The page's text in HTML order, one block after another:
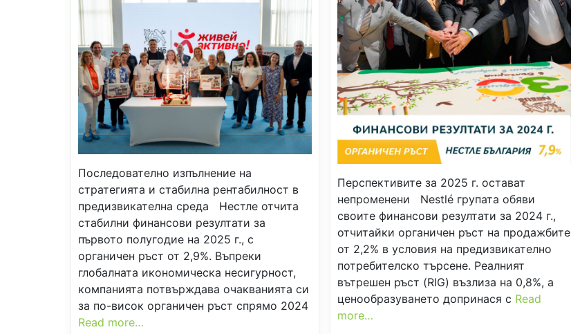
Последователно изпълнение на
стратегията и стабилна рентабилност в
предизвикателна среда Нестле отчита
стабилни финансови резултати за
първото полугодие на 2025 г., с
органичен ръст от 2,9%. Въпреки
глобалната икономическа несигурност,
компанията потвърждава очакванията си
за по-висок органичен ръст спрямо 2024
Read more…
Перспективите за 2025 г. остават
непроменени Nestlé групата обяви
своите финансови резултати за 2024 г.,
отчитайки органичен ръст на продажбите
от 2,2% в условия на предизвикателно
потребителско търсене. Реалният
вътрешен ръст (RIG) възлиза на 0,8%, а
ценообразуването допринася с Read
more…